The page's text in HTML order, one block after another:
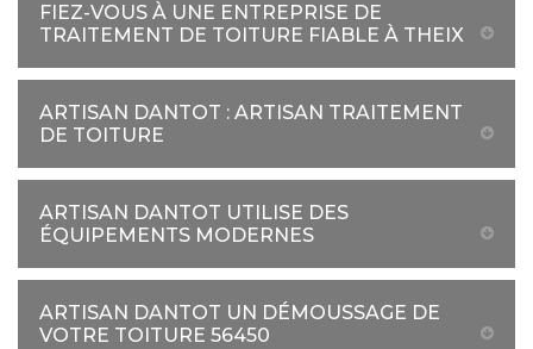
FIEZ-VOUS À UNE ENTREPRISE DE
TRAITEMENT DE TOITURE FIABLE À THEIX
ARTISAN DANTOT : ARTISAN TRAITEMENT
DE TOITURE
ARTISAN DANTOT UTILISE DES
ÉQUIPEMENTS MODERNES
ARTISAN DANTOT UN DÉMOUSSAGE DE
VOTRE TOITURE 56450